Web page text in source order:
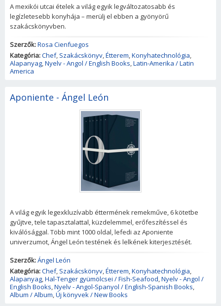
A mexikói utcai ételek a világ egyik legváltozatosabb és
legízletesebb konyhája – merülj el ebben a gyönyörű
szakácskönyvben.
Szerzők:Rosa Cienfuegos
Kategória:Chef, Szakácskönyv,Étterem,Konyhatechnológia,
Alapanyag,Nyelv - Angol / English Books,Latin-Amerika / Latin
America
Aponiente - Ángel León
A világ egyik legexkluzívabb éttermének remekműve, 6 kötetbe
gyűjtve, tele tapasztalattal, küzdelemmel, erőfeszítéssel és
kiválósággal. Több mint 1000 oldal, lefedi az Aponiente
univerzumot, Ángel León testének és lelkének kiterjesztését.
Szerzők:Ángel León
Kategória:Chef, Szakácskönyv,Étterem,Konyhatechnológia,
Alapanyag,Hal-Tenger gyümölcsei / Fish-Seafood,Nyelv - Angol /
English Books,Nyelv - Angol-Spanyol / English-Spanish Books,
Album / Album,Új könyvek / New Books